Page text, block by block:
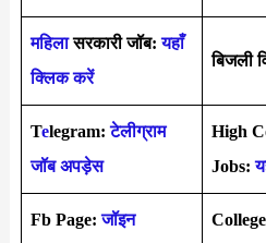
महिलासरकारी जॉब: यहाँ
क्लिक करें
बिजली
Telegram: टेलीग्राम
जॉब अपड़ेस
High
Jobs:
Fb Page:जॉइन